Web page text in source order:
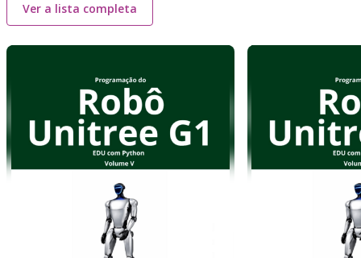
Ver a lista completa